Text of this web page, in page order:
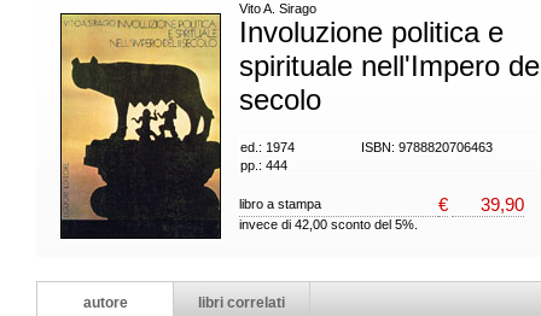
Vito A. Sirago
Involuzione politica e
spirituale nell'Impero
secolo
ed.: 1974
ISBN: 9788820706463
pp.: 444
libro a stampa € 39,90
invece di 42,00 sconto del 5%.
autore libri correlati